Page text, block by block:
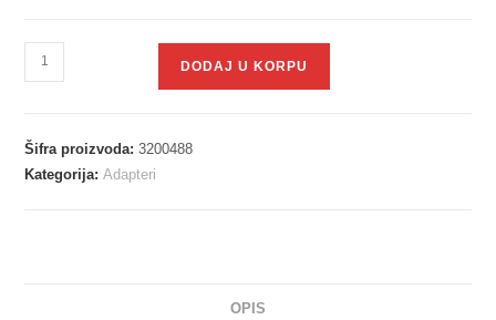
DODAJ U KORPU
Šifra proizvoda:3200488
Kategorija:Adapteri
OPIS